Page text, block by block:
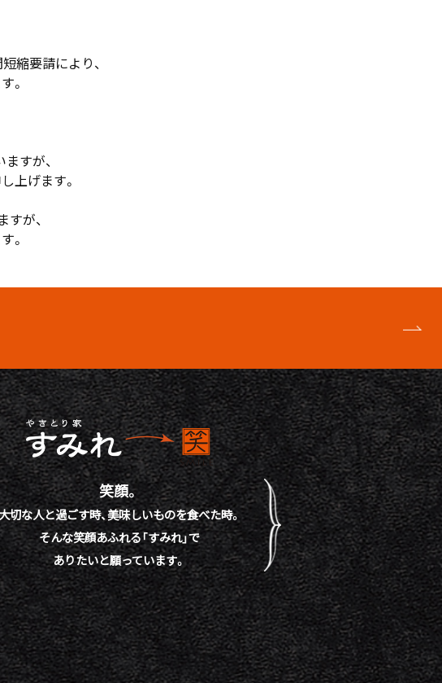
縮要請により、
。
すが、
上げます。
が、
。
笑顔。
切な人と過ごす時、美味しいものを食べた時。
そんな笑顔あふれる「すみれ」で
ありたいと願っています。